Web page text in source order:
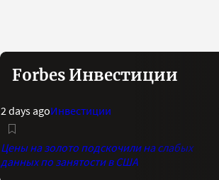
Forbes Инвестиции
2 days agoИнвестиции
Цены на золото подскочили на слабых
данных по занятости в США